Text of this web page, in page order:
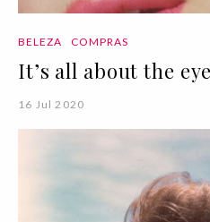
BELEZA COMPRAS
It’s all about the
16 Jul 2020